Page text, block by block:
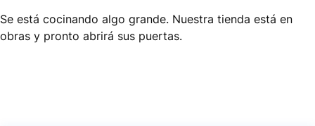
Se está cocinando algo grande. Nuestra tienda está en
obras y pronto abrirá sus puertas.